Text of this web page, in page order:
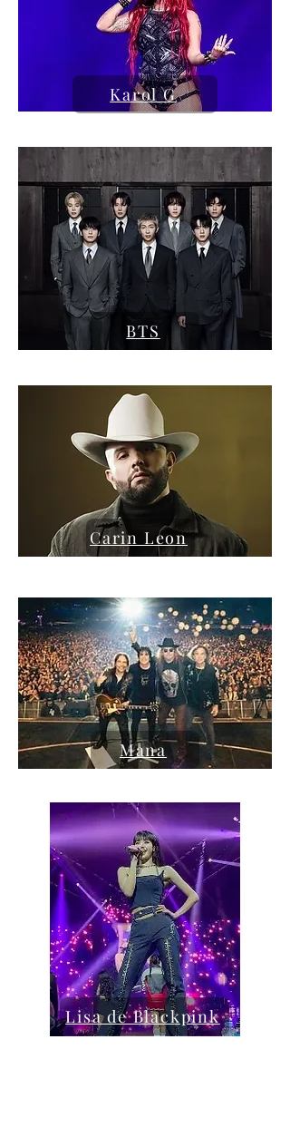
Karol G
BTS
Carin Leon
Mana
Lisa de Blackpink